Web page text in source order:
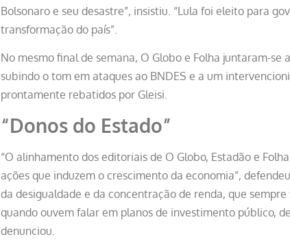
Bolsonaro e seu desastre”, insistiu. “Lula foi eleito para
transformação do país”.
No mesmo final de semana, O Globo e Folha juntaram-
subindo o tom em ataques ao BNDES e a um
prontamente rebatidos por Gleisi.
“Donos do Estado”
“O alinhamento dos editoriais de O Globo, Estadão e
ações que induzem o crescimento da economia”,
da desigualdade e da concentração de renda, que
quando ouvem falar em planos de investimento público,
denunciou.